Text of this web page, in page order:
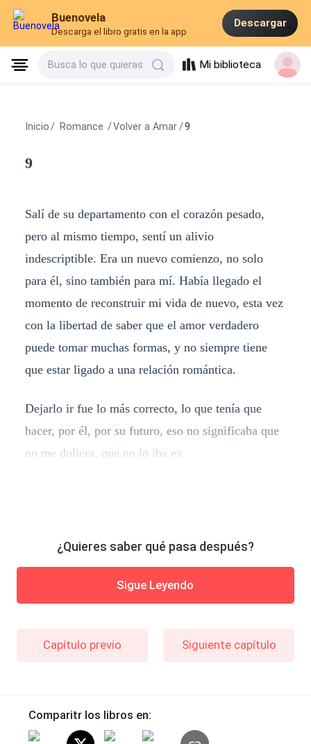
Buenovela
Descarga el libro gratis en la app
Descargar
Busca lo que quieras Mi biblioteca
Inicio / Romance /Volver a Amar /9
9
Salí de su departamento con el corazón pesado,
pero al mismo tiempo, sentí un alivio
indescriptible. Era un nuevo comienzo, no solo
para él, sino también para mí. Había llegado el
momento de reconstruir mi vida de nuevo, esta vez
con la libertad de saber que el amor verdadero
puede tomar muchas formas, y no siempre tiene
que estar ligado a una relación romántica.
Dejarlo ir fue lo más correcto, lo que tenía que
hacer, por él, por su futuro, eso no significaba que
no me doliera, que no lo iba ex
¿Quieres saber qué pasa después?
Sigue Leyendo
Capítulo previo Siguiente capítulo
Comparitr los libros en: